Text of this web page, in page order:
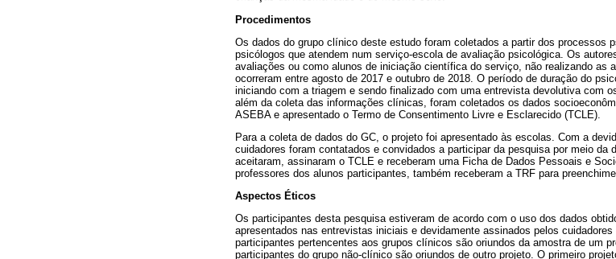
Procedimentos
Os dados do grupo clínico deste estudo foram coletados a partir dos processos
psicólogos que atendem num serviço-escola de avaliação psicológica. Os
avaliações ou como alunos de iniciação científica do serviço, não realizando as
ocorreram entre agosto de 2017 e outubro de 2018. O período de duração do
iniciando com a triagem e sendo finalizado com uma entrevista devolutiva com
além da coleta das informações clínicas, foram coletados os dados
ASEBA e apresentado o Termo de Consentimento Livre e Esclarecido (TCLE).
Para a coleta de dados do GC, o projeto foi apresentado às escolas. Com a
cuidadores foram contatados e convidados a participar da pesquisa por meio da
aceitaram, assinaram o TCLE e receberam uma Ficha de Dados Pessoais e
professores dos alunos participantes, também receberam a TRF para
Aspectos Éticos
Os participantes desta pesquisa estiveram de acordo com o uso dos dados
apresentados nas entrevistas iniciais e devidamente assinados pelos
participantes pertencentes aos grupos clínicos são oriundos da amostra de um
participantes do grupo não-clínico são oriundos de outro projeto. O primeiro